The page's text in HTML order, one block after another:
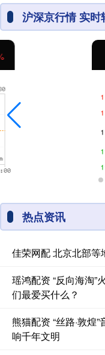
沪深京行情 实时
热点资讯
佳荣网配 北京北部
瑶鸿配资 “反向海淘”
们最爱买什么？
熊猫配资 “丝路·敦煌
响千年文明